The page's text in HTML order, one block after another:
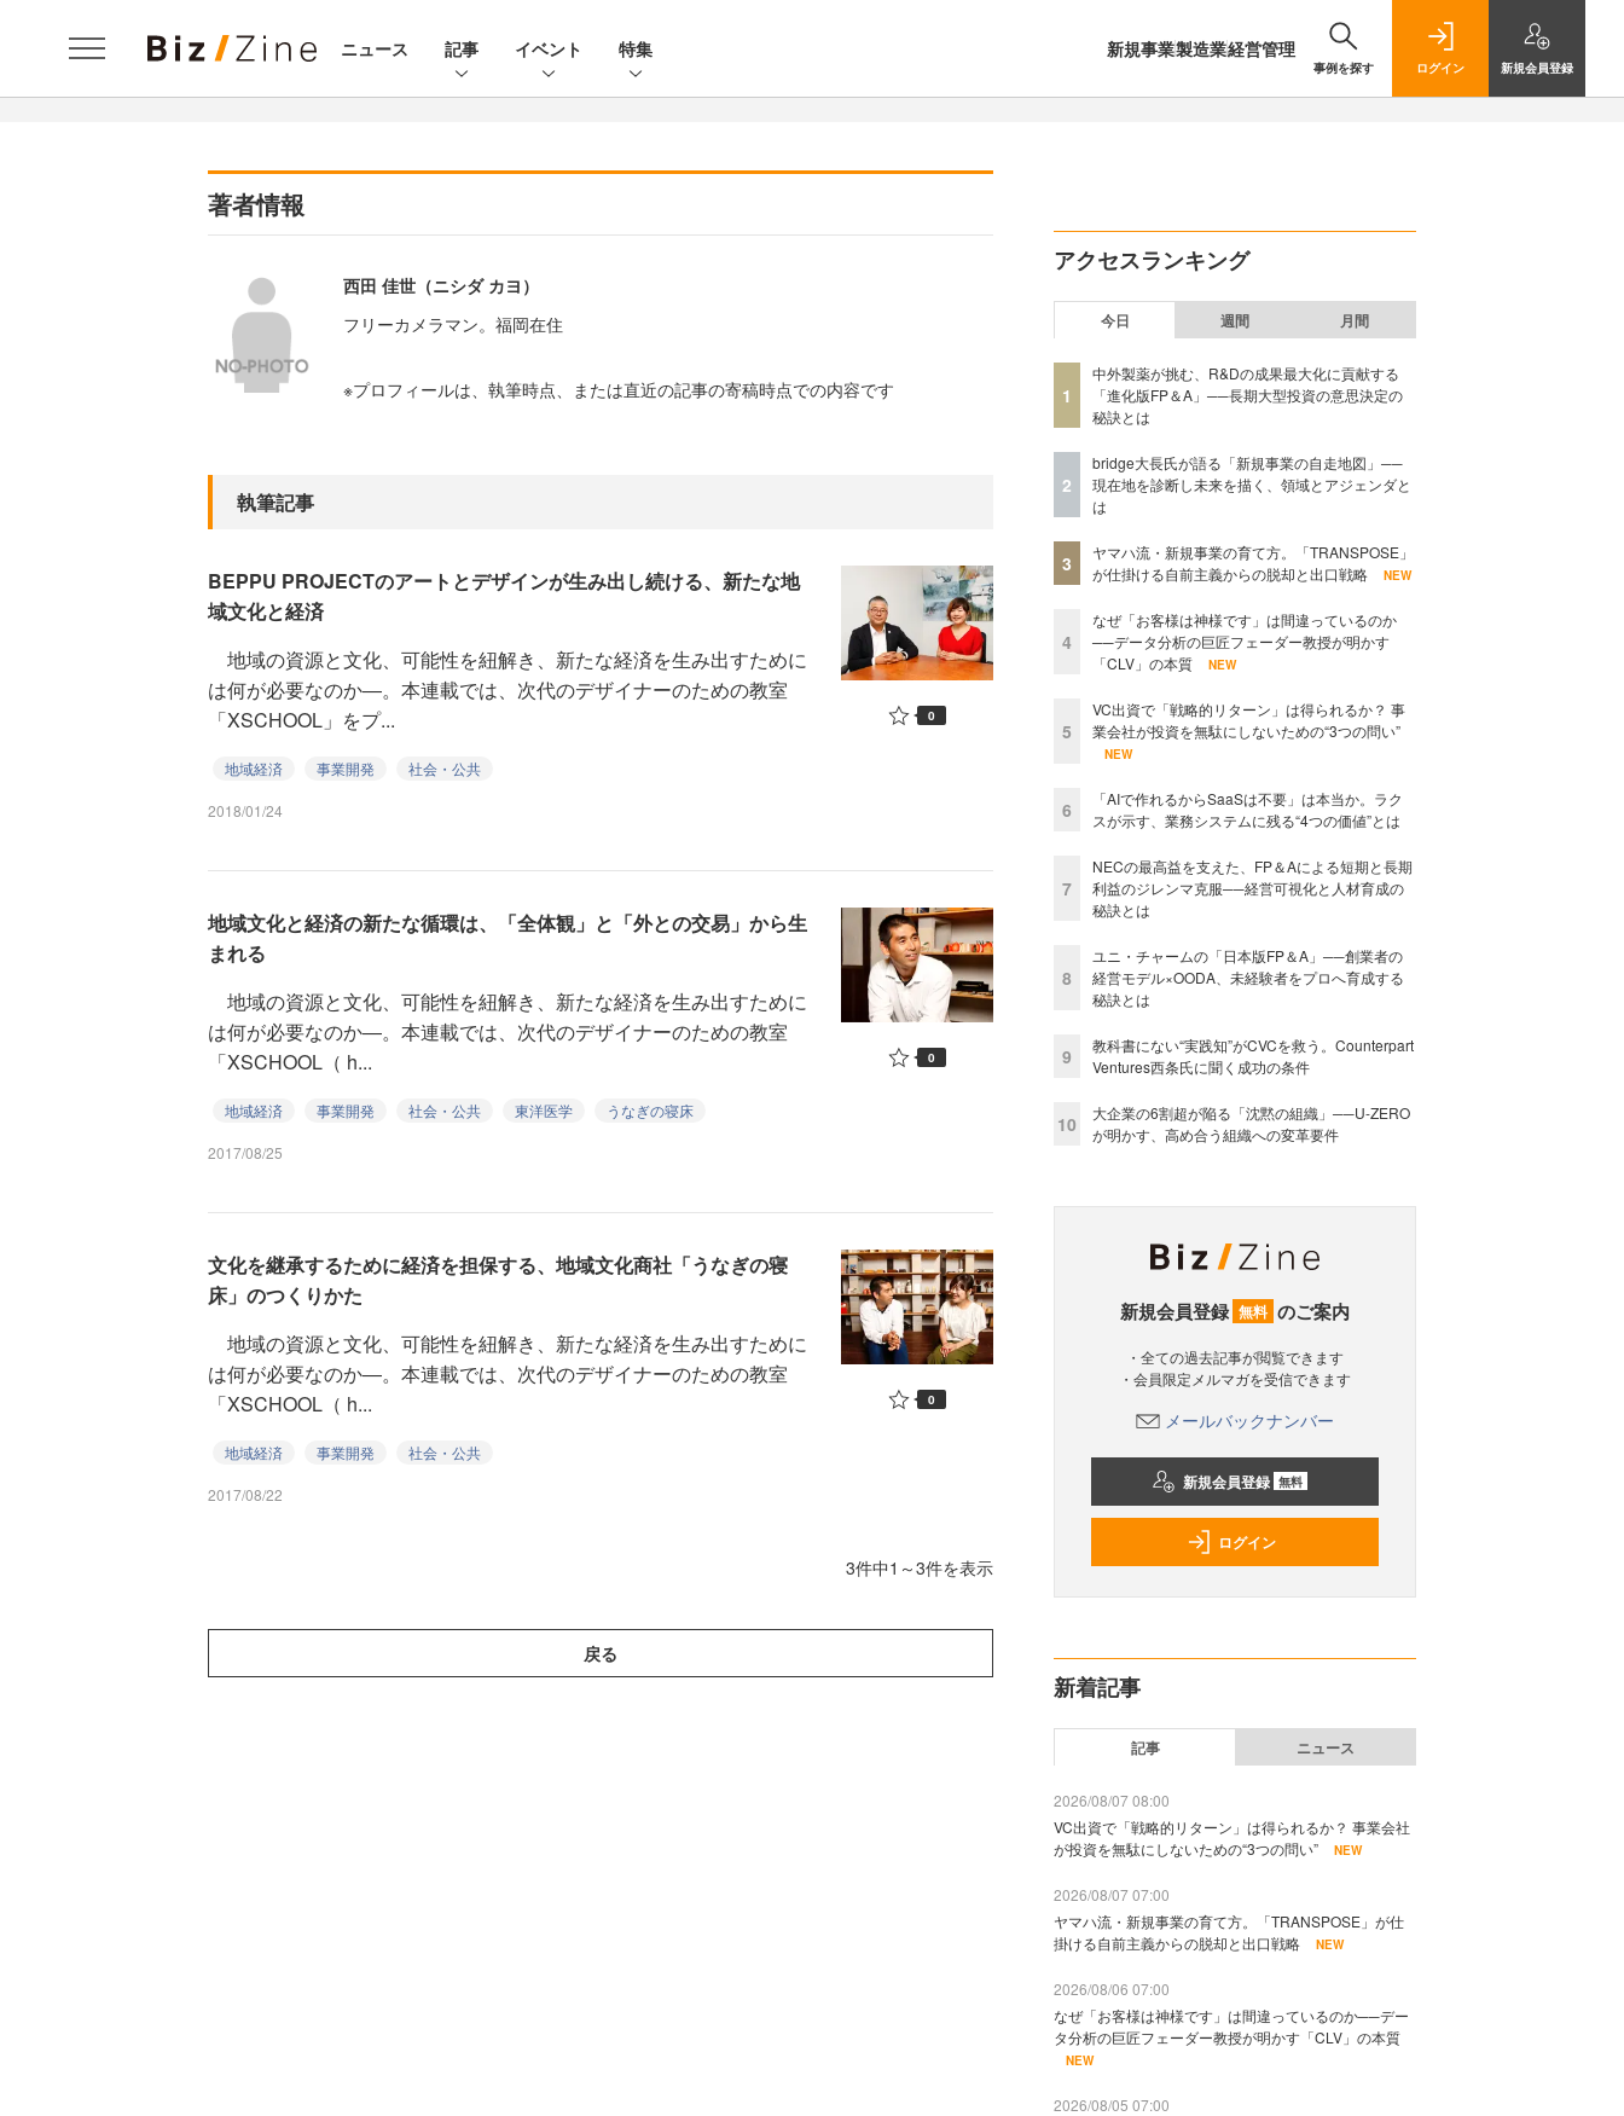
ニュース 記事 イベント 特集 新規事業製造業経営管理
事例を探す ログイン 新規会員登録
著者情報
西田 佳世（ニシダ カヨ）
フリーカメラマン。福岡在住
※プロフィールは、執筆時点、または直近の記事の寄稿時点での内容です
執筆記事
BEPPU PROJECTのアートとデザインが生み出し続ける、新たな地
域文化と経済
地域の資源と文化、可能性を紐解き、新たな経済を生み出すために
は何が必要なのか―。本連載では、次代のデザイナーのための教室
「XSCHOOL」をプ...
地域経済 事業開発 社会・公共
2018/01/24
0
地域文化と経済の新たな循環は、「全体観」と「外との交易」から生
まれる
地域の資源と文化、可能性を紐解き、新たな経済を生み出すために
は何が必要なのか―。本連載では、次代のデザイナーのための教室
「XSCHOOL（ h...
地域経済 事業開発 社会・公共 東洋医学 うなぎの寝床
2017/08/25
0
文化を継承するために経済を担保する、地域文化商社「うなぎの寝
床」のつくりかた
地域の資源と文化、可能性を紐解き、新たな経済を生み出すために
は何が必要なのか―。本連載では、次代のデザイナーのための教室
「XSCHOOL（ h...
地域経済 事業開発 社会・公共
2017/08/22
0
3件中1～3件を表示
戻る
アクセスランキング
今日 週間 月間
1
中外製薬が挑む、R&Dの成果最大化に貢献する
「進化版FP＆A」──長期大型投資の意思決定の
秘訣とは
2
bridge大長氏が語る「新規事業の自走地図」──
現在地を診断し未来を描く、領域とアジェンダと
は
3
ヤマハ流・新規事業の育て方。「TRANSPOSE」
が仕掛ける自前主義からの脱却と出口戦略
NEW
4
なぜ「お客様は神様です」は間違っているのか
──データ分析の巨匠フェーダー教授が明かす
「CLV」の本質
NEW
5
VC出資で「戦略的リターン」は得られるか？ 事
業会社が投資を無駄にしないための“3つの問い”
NEW
6
「AIで作れるからSaaSは不要」は本当か。ラク
スが示す、業務システムに残る“4つの価値”とは
7
NECの最高益を支えた、FP＆Aによる短期と長期
利益のジレンマ克服──経営可視化と人材育成の
秘訣とは
8
ユニ・チャームの「日本版FP＆A」──創業者の
経営モデル×OODA、未経験者をプロへ育成する
秘訣とは
9
教科書にない“実践知”がCVCを救う。Counterpart
Ventures西条氏に聞く成功の条件
10
大企業の6割超が陥る「沈黙の組織」──U-ZERO
が明かす、高め合う組織への変革要件
新規会員登録 無料 のご案内
・全ての過去記事が閲覧できます
・会員限定メルマガを受信できます
メールバックナンバー
新規会員登録 無料
ログイン
新着記事
記事 ニュース
2026/08/07 08:00
VC出資で「戦略的リターン」は得られるか？ 事業会社
が投資を無駄にしないための“3つの問い”
NEW
2026/08/07 07:00
ヤマハ流・新規事業の育て方。「TRANSPOSE」が仕
掛ける自前主義からの脱却と出口戦略
NEW
2026/08/06 07:00
なぜ「お客様は神様です」は間違っているのか──デー
タ分析の巨匠フェーダー教授が明かす「CLV」の本質
NEW
2026/08/05 07:00